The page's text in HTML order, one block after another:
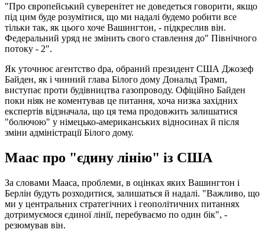
"Про європейський суверенітет не доведеться говорити, якщо
під цим буде розумітися, що ми надалі будемо робити все
тільки так, як цього хоче Вашингтон, - підкреслив він.
Федеральний уряд не змінить свого ставлення до" Північного
потоку - 2".
Як уточнює агентство dpa, обраний президент США Джозеф
Байден, як і чинний глава Білого дому Дональд Трамп,
виступає проти будівництва газопроводу. Офіційно Байден
поки ніяк не коментував це питання, хоча низка західних
експертів відзначала, що ця тема продовжить залишатися
"болючою" у німецько-американських відносинах й після
зміни адміністрації Білого дому.
Маас про "єдину лінію" із США
За словами Мааса, проблеми, в оцінках яких Вашингтон і
Берлін будуть розходитися, залишаться й надалі. "Важливо, що
ми у центральних стратегічних і геополітичних питаннях
дотримуємося єдиної лінії, перебуваємо по один бік", -
резюмував він.